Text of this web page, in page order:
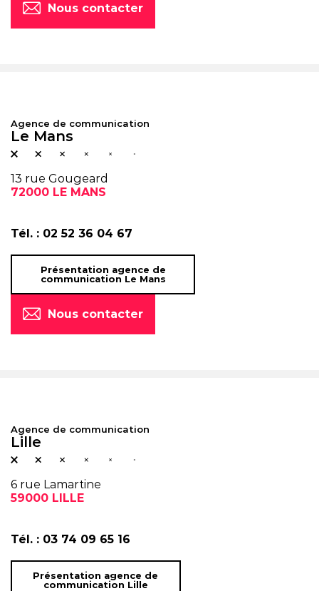
Nous contacter
Agence de communication
Le Mans
13 rue Gougeard
72000 LE MANS
Tél. : 02 52 36 04 67
Présentation agence de
communication Le Mans
Nous contacter
Agence de communication
Lille
6 rue Lamartine
59000 LILLE
Tél. : 03 74 09 65 16
Présentation agence de
communication Lille